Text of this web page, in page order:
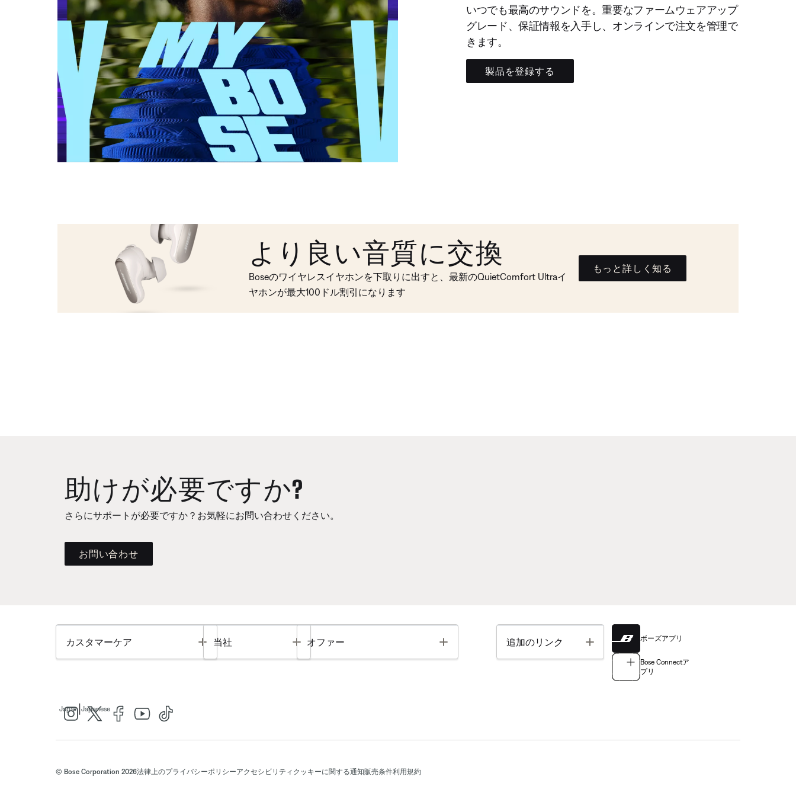
いつでも最高のサウンドを。重要なファームウェアアップ
グレード、保証情報を入手し、オンラインで注文を管理で
きます。
製品を登録する
より良い音質に交換
Boseのワイヤレスイヤホンを下取りに出すと、最新のQuietComfort Ultraイ
ヤホンが最大100ドル割引になります
もっと詳しく知る
助けが必要ですか?
さらにサポートが必要ですか？お気軽にお問い合わせください。
お問い合わせ
カスタマーケア Toggle
当社 Toggle
オファー Toggle 追加のリンク Toggle ボーズアプリ
Bose Connectア
プリ
Japan Japanese
© Bose Corporation 2026法律上のプライバシーポリシーアクセシビリティ クッキーに関する通知販売条件利用規約